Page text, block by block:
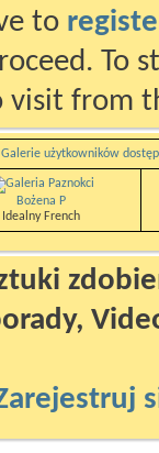
to
To
from
Galerie użytkowników
Bożena P
Idealny French